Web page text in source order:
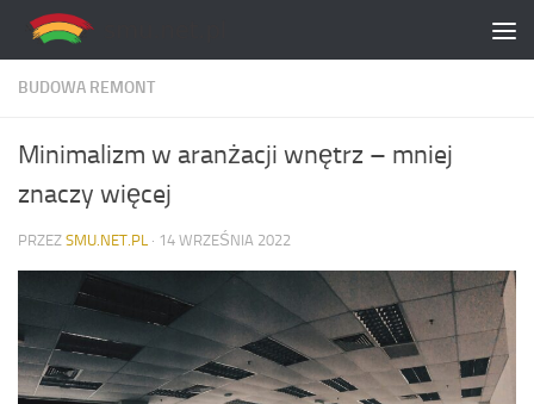
Skip to content
BUDOWA REMONT
Minimalizm w aranżacji wnętrz – mniej
znaczy więcej
PRZEZ SMU.NET.PL · 14 WRZEŚNIA 2022